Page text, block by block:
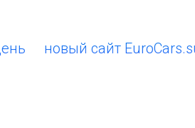
новый сайт EuroCars.su •